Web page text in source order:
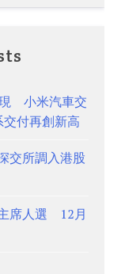
小米汽車交
付再創新高
交所調入港股
席人選 12月